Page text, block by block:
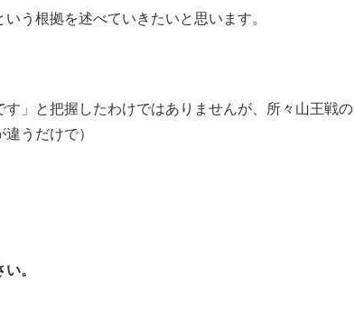
う根拠を述べていきたいと思います。
」と把握したわけではありませんが、所々山王戦の
うだけで）
。